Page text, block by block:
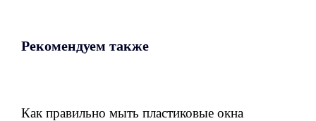
Рекомендуем также
Как правильно мыть пластиковые окна